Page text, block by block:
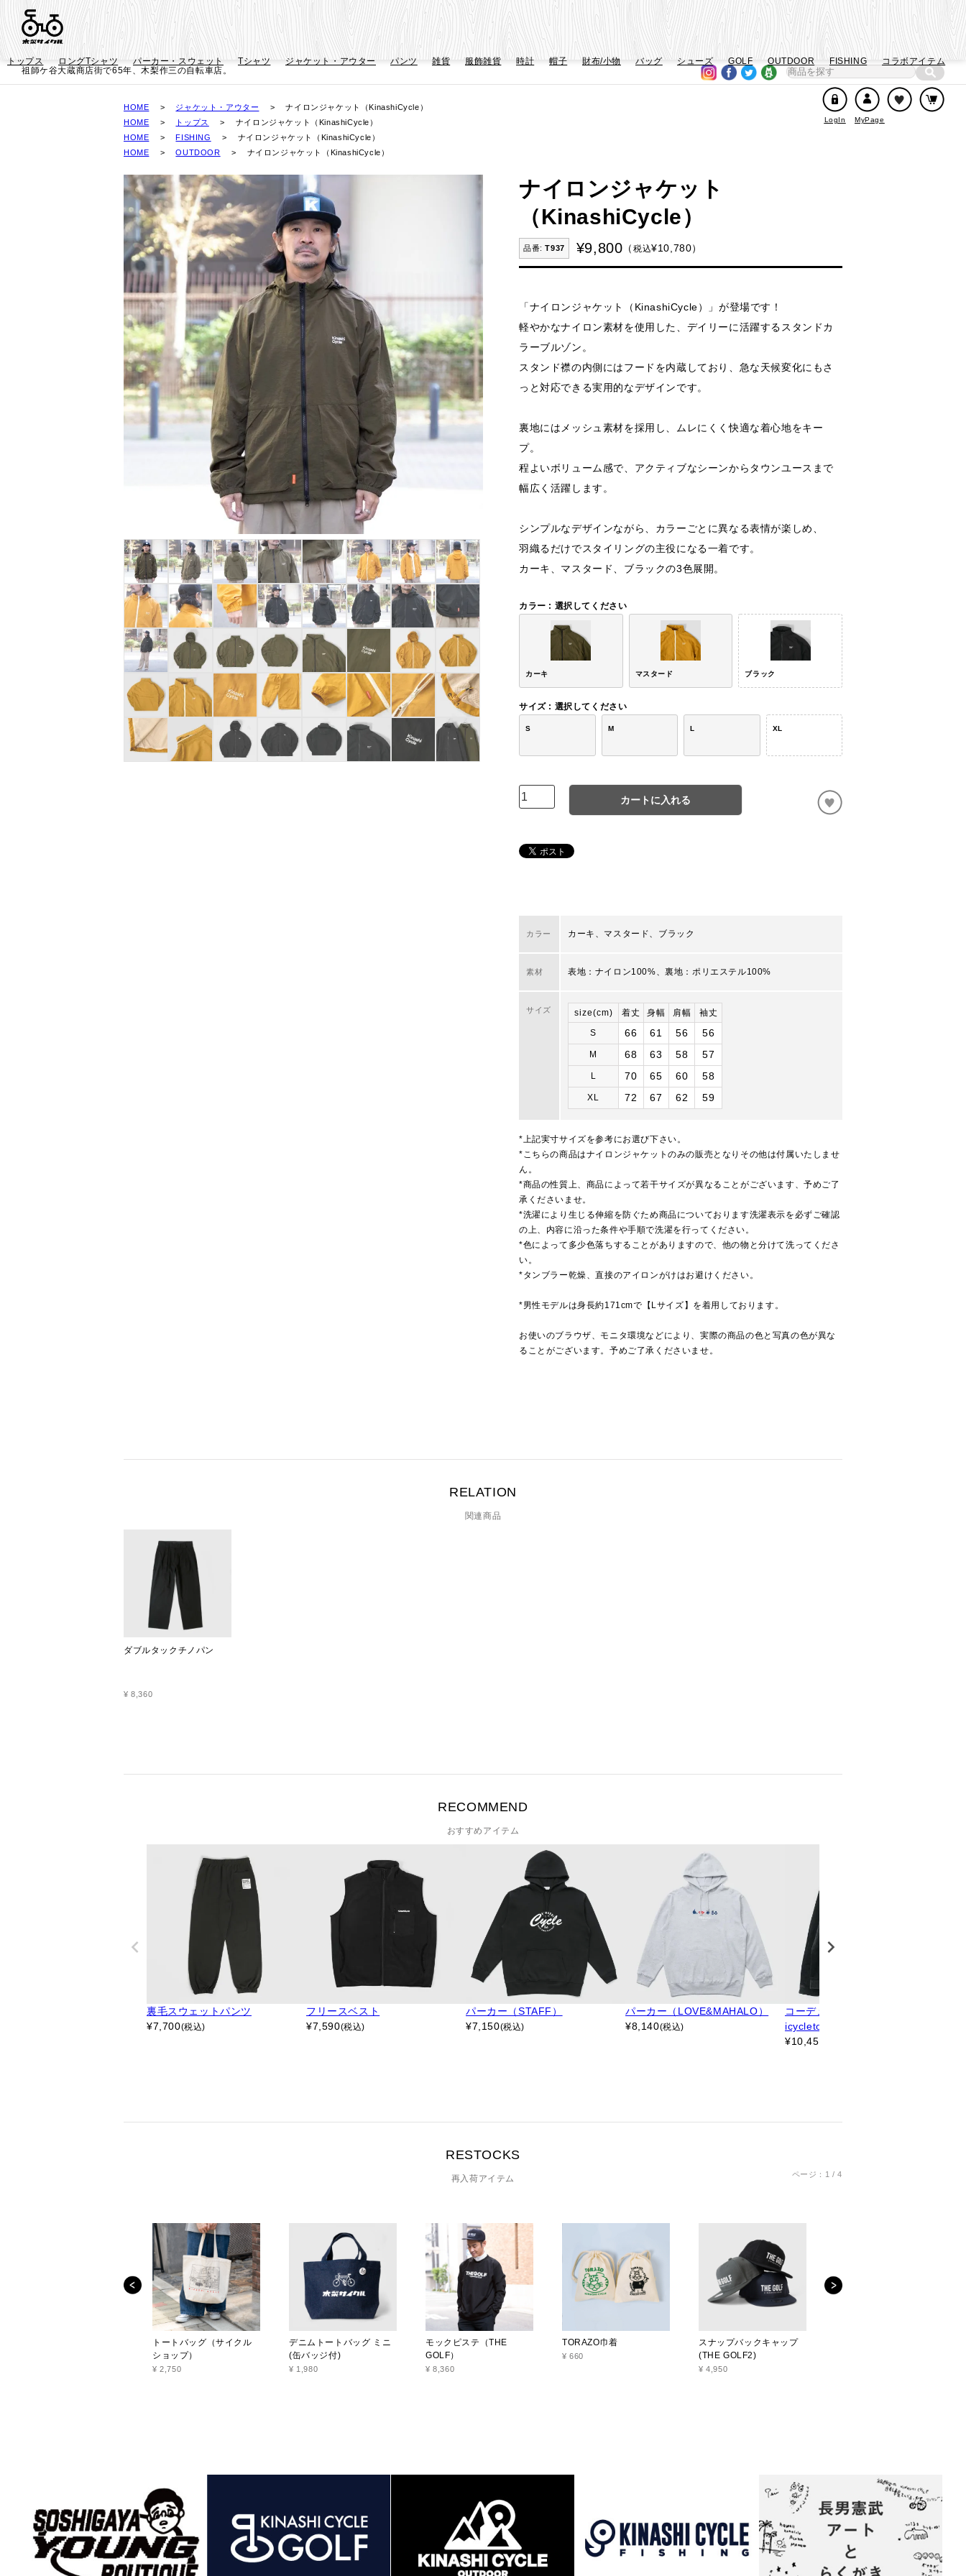
トップス ロングTシャツ パーカー・スウェット Tシャツ ジャケット・アウター パンツ 雑貨 服飾雑貨 時計 帽子 財布/小物 バッグ シューズ GOLF OUTDOOR FISHING コラボアイテム
MyPage
LogIn
祖師ケ谷大蔵商店街で65年、木梨作三の自転車店。
HOME ジャケット・アウター
ナイロンジャケット（KinashiCycle）
HOME
トップス
ナイロンジャケット（KinashiCycle）
HOME
FISHING
ナイロンジャケット（KinashiCycle）
HOME
OUTDOOR ナイロンジャケット（KinashiCycle）
ナイロンジャケット
（KinashiCycle）
T937 ¥9,800 ¥10,780
税込
「ナイロンジャケット（KinashiCycle）」が登場です！
軽やかなナイロン素材を使用した、デイリーに活躍するスタンドカ
ラーブルゾン。
スタンド襟の内側にはフードを内蔵しており、急な天候変化にもさ
っと対応できる実用的なデザインです。
裏地にはメッシュ素材を採用し、ムレにくく快適な着心地をキー
プ。
程よいボリューム感で、アクティブなシーンからタウンユースまで
幅広く活躍します。
シンプルなデザインながら、カラーごとに異なる表情が楽しめ、
羽織るだけでスタイリングの主役になる一着です。
カーキ、マスタード、ブラックの3色展開。
カラー 選択してください
カーキ マスタード ブラック
サイズ 選択してください
S M L XL
カートに入れる
カラー カーキ、マスタード、ブラック
素材 表地：ナイロン100%、裏地：ポリエステル100%
サイズ size(cm) 着丈 身幅 肩幅
袖丈
S
66 61 56 56
M 68 63 58 57
L 70 65 60 58
XL 72 67 62 59
*上記実寸サイズを参考にお選び下さい。
*こちらの商品はナイロンジャケットのみの販売となりその他は付属いたしませ
ん。
*商品の性質上、商品によって若干サイズが異なることがございます、予めご了
承くださいませ。
*洗濯により生じる伸縮を防ぐため商品についております洗濯表示を必ずご確認
の上、内容に沿った条件や手順で洗濯を行ってください。
*色によって多少色落ちすることがありますので、他の物と分けて洗ってくださ
い。
*タンブラー乾燥、直接のアイロンがけはお避けください。
*男性モデルは身長約171cmで【Lサイズ】を着用しております。
お使いのブラウザ、モニタ環境などにより、実際の商品の色と写真の色が異な
ることがございます。予めご了承くださいませ。
RELATION
関連商品
ダブルタックチノパン
¥ 8,360
RECOMMEND
おすすめアイテム
裏毛スウェットパンツ
¥7,700(税込)
フリースベスト
¥7,590(税込)
パーカー（STAFF）
¥7,150(税込)
パーカー（LOVE&MAHALO）
¥8,140(税込)
コーデュロイジャケット（kinash
icycletokyo）
¥10,450
RESTOCKS
再入荷アイテム ページ：1 / 4
トートバッグ（サイクル
ショップ）
¥ 2,750
デニムトートバッグ ミニ
(缶バッジ付)
¥ 1,980
モックピステ（THE
GOLF）
¥ 8,360
TORAZO巾着
¥ 660
スナップバックキャップ
(THE GOLF2)
¥ 4,950